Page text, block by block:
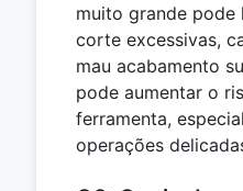
muito grande pode
corte excessivas,
mau acabamento
pode aumentar o
ferramenta,
operações